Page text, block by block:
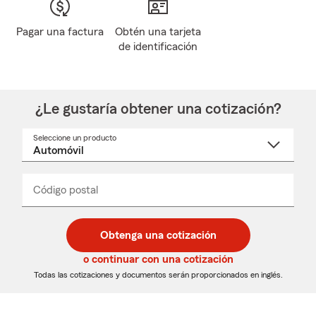
Pagar una factura
Obtén una tarjeta
de identificación
¿Le gustaría obtener una cotización?
Seleccione un producto
desplegable
Código postal
de
5
dígitos
de
5
dígitos
_____
Obtenga una cotización
o continuar con una cotización
Todas las cotizaciones y documentos serán proporcionados en inglés.